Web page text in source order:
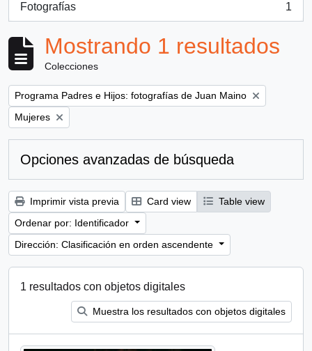
Fotografías
, 1 resultados
1
Mostrando 1 resultados
Colecciones
Remove filter:
Programa Padres e Hijos: fotografías de Juan Maino
Remove filter:
Mujeres
Opciones avanzadas de búsqueda
Imprimir vista previa Card view
Table view
Ordenar por: Identificador
Dirección: Clasificación en orden ascendente
1 resultados con objetos digitales
Muestra los resultados con objetos digitales